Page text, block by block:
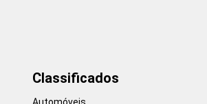
Classificados